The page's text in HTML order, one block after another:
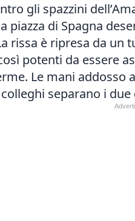
gli spazzini
piazza di Spagna
rissa è ripresa da
potenti da essere
Le mani addosso
separano i